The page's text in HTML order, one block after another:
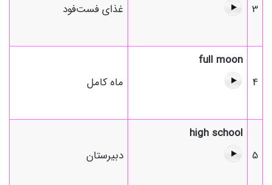
3
غذای فست‌فود
4
full moon
ماه کامل
5
high school
دبیرستان